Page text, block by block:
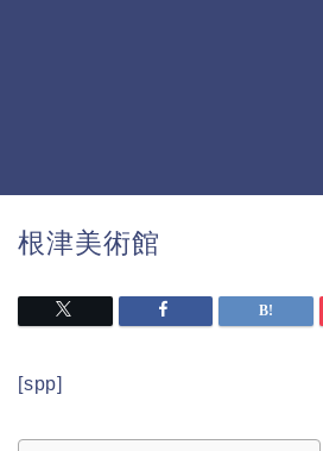
根津美術館
[spp]